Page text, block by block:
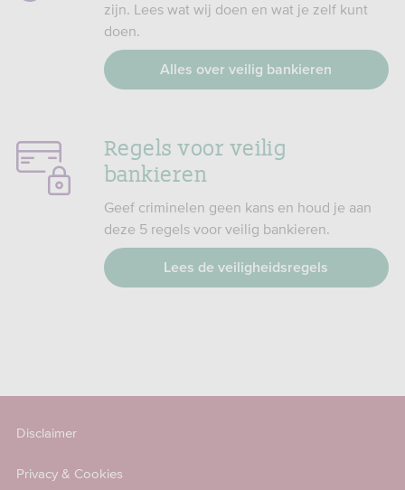
zijn. Lees wat wij doen en wat je zelf kunt
doen.
Alles over veilig bankieren
Regels voor veilig
bankieren
Geef criminelen geen kans en houd je aan
deze 5 regels voor veilig bankieren.
Lees de veiligheidsregels
Disclaimer
Privacy & Cookies